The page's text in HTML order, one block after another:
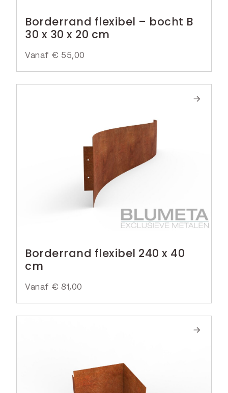
Borderrand flexibel – bocht B
30 x 30 x 20 cm
Vanaf € 55,00
Borderrand flexibel 240 x 40
cm
Vanaf € 81,00